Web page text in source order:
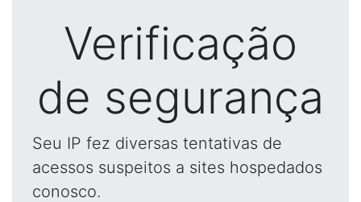
Verificação
de segurança
Seu IP fez diversas tentativas de
acessos suspeitos a sites hospedados
conosco.